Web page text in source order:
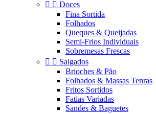
  Doces
Fina Sortida
Folhados
Queques & Queijadas
Semi-Frios Individuais
Sobremesas Frescas
  Salgados
Brioches & Pão
Folhados & Massas Tenras
Fritos Sortidos
Fatias Variadas
Sandes & Baguetes